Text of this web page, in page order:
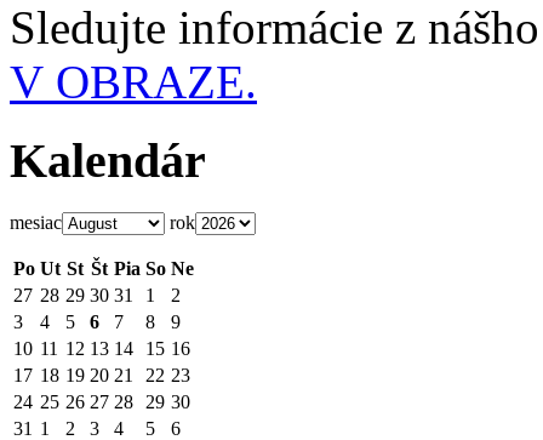
Sledujte informácie z
V OBRAZE.
Kalendár
mesiac rok
Po Ut St Št Pia So Ne
27 28 29 30 31 1
2
3
4 5 6 7 8
9
10 11 12 13 14 15 16
17 18 19 20 21 22 23
24 25 26 27 28 29 30
31 1 2 3 4 5 6